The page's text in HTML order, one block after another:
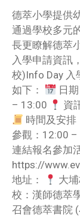
德萃小學提供
通過學校多元
長更瞭解德萃
入學申請資訊
校)Info Day 入
如下：
日
– 13:00
資
時間及安排
參觀：12:00 –
連結報名參加
https://
地址：
大
校：漢師德萃
召會德萃書院